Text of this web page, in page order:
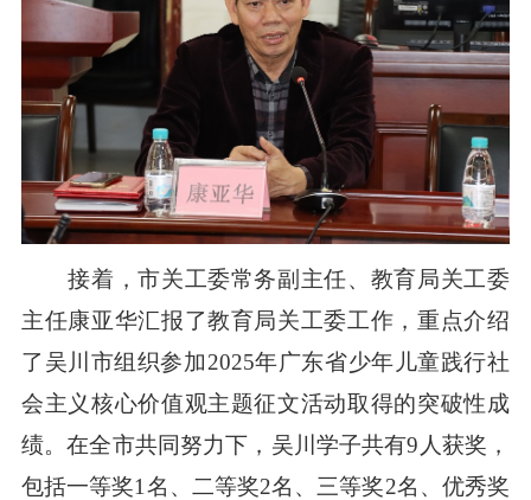
接着，市关工委常务副主任、教育局关工委
主任康亚华汇报了教育局关工委工作，重点介绍
了吴川市组织参加2025年广东省少年儿童践行社
会主义核心价值观主题征文活动取得的突破性成
绩。在全市共同努力下，吴川学子共有9人获奖，
包括一等奖1名、二等奖2名、三等奖2名、优秀奖